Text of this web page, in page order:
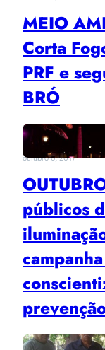
MEIO
Corta
PRF e
BRÓ
outubro 6, 2017
públicos